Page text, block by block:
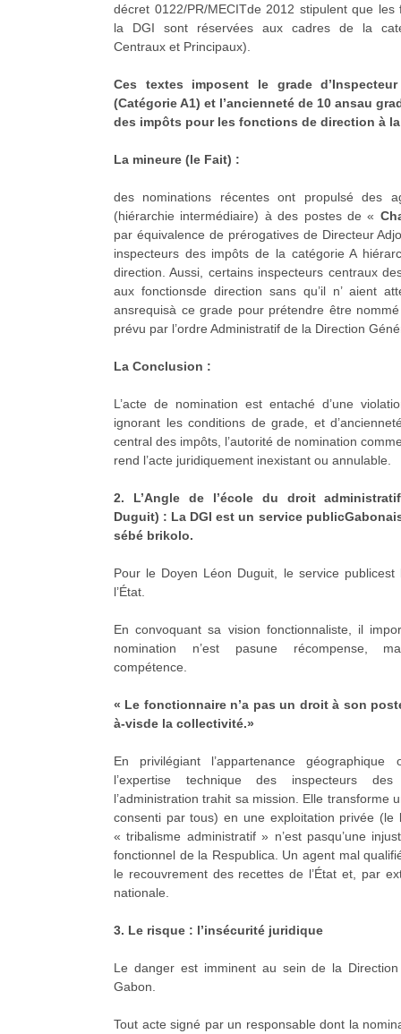
décret 0122/PR/MECITde 2012 stipulent que
la DGI sont réservées aux cadres de la
Centraux et Principaux).
Ces textes imposent le grade
(Catégorie A1) et l’ancienneté de 10 ansau
des impôts pour les fonctions de direction à la
La mineure (le Fait) :
des nominations récentes ont propulsé des
(hiérarchie intermédiaire) à des postes de «
par équivalence de prérogatives de Directeur
inspecteurs des impôts de la catégorie A
direction. Aussi, certains inspecteurs centraux
aux fonctionsde direction sans qu’il n’ aient
ansrequisà ce grade pour prétendre être
prévu par l’ordre Administratif de la Direction
La Conclusion :
L’acte de nomination est entaché d’une
ignorant les conditions de grade, et
central des impôts, l’autorité de nomination
rend l’acte juridiquement inexistant ou annulable.
2. L’Angle de l’école du droit
Duguit) : La DGI est un service
sébé brikolo.
Pour le Doyen Léon Duguit, le service
l’État.
En convoquant sa vision fonctionnaliste, il
nomination n’est pasune récompense,
compétence.
« Le fonctionnaire n’a pas un droit à son
à-visde la collectivité.»
En privilégiant l’appartenance
l’expertise technique des inspecteurs
l’administration trahit sa mission. Elle transforme
consenti par tous) en une exploitation privée (le
« tribalisme administratif » n’est pasqu’une
fonctionnel de la Respublica. Un agent mal
le recouvrement des recettes de l’État et, par
nationale.
3. Le risque : l’insécurité juridique
Le danger est imminent au sein de la
Gabon.
Tout acte signé par un responsable dont la